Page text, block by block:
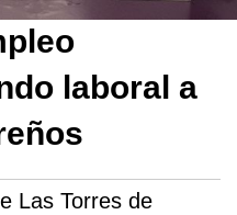
laboral a
Las Torres de